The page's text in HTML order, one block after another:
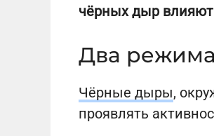
чёрных дыр влияют
Два
Чёрные дыры,
проявлять